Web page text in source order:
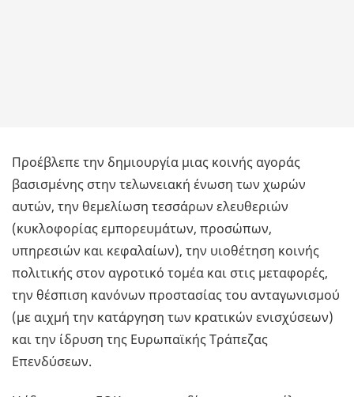
Προέβλεπε την δημιουργία μιας κοινής αγοράς
βασισμένης στην τελωνειακή ένωση των χωρών
αυτών, την θεμελίωση τεσσάρων ελευθεριών
(κυκλοφορίας εμπορευμάτων, προσώπων,
υπηρεσιών και κεφαλαίων), την υιοθέτηση κοινής
πολιτικής στον αγροτικό τομέα και στις μεταφορές,
την θέσπιση κανόνων προστασίας του ανταγωνισμού
(με αιχμή την κατάργηση των κρατικών ενισχύσεων)
και την ίδρυση της Ευρωπαϊκής Τράπεζας
Επενδύσεων.